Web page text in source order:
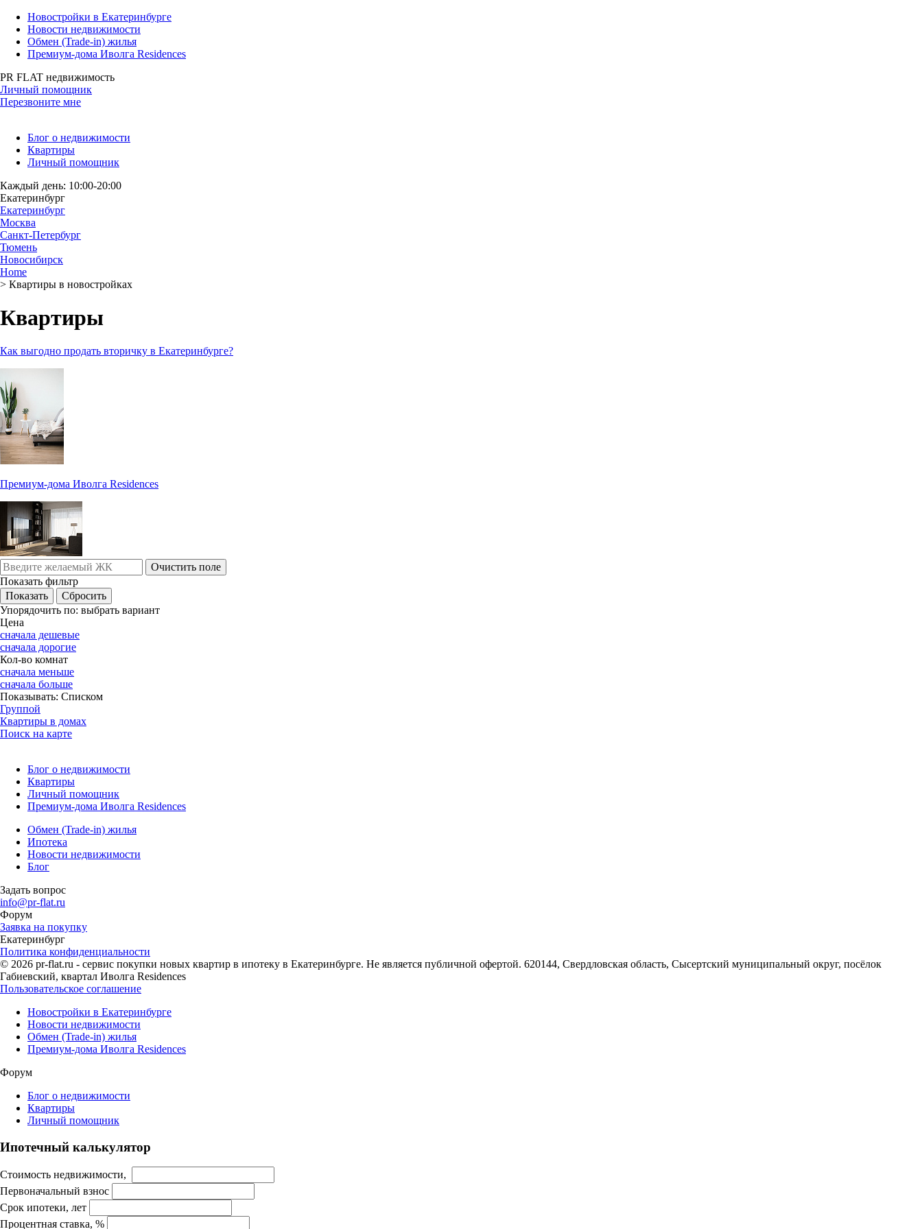
Новостройки в Екатеринбурге
Новости недвижимости
Обмен (Trade-in) жилья
Премиум-дома Иволга Residences
PR FLAT недвижимость
Личный помощник
Перезвоните мне
Блог о недвижимости
Квартиры
Личный помощник
Каждый день: 10:00-20:00
Екатеринбург
Екатеринбург
Москва
Санкт-Петербург
Тюмень
Новосибирск
Home
> Квартиры в новостройках
Квартиры
Как выгодно продать вторичку в Екатеринбурге?
Премиум-дома Иволга Residences
Очистить поле
Показать фильтр
Упорядочить по: выбрать вариант
Цена
сначала дешевые
сначала дорогие
Кол-во комнат
сначала меньше
сначала больше
Показывать: Списком
Группой
Квартиры в домах
Поиск на карте
Блог о недвижимости
Квартиры
Личный помощник
Премиум-дома Иволга Residences
Обмен (Trade-in) жилья
Ипотека
Новости недвижимости
Блог
Задать вопрос
info@pr-flat.ru
Форум
Заявка на покупку
Екатеринбург
Политика конфиденциальности
© 2026 pr-flat.ru - сервис покупки новых квартир в ипотеку в Екатеринбурге. Не является публичной офертой. 620144, Свердловская область, Сысертский муниципальный округ, посёлок
Габиевский, квартал Иволга Residences
Пользовательское соглашение
Новостройки в Екатеринбурге
Новости недвижимости
Обмен (Trade-in) жилья
Премиум-дома Иволга Residences
Форум
Блог о недвижимости
Квартиры
Личный помощник
Ипотечный калькулятор
Стоимость недвижимости,
Первоначальный взнос
Срок ипотеки, лет
Процентная ставка, %